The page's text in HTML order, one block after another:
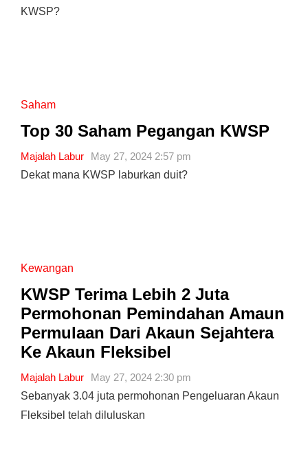
KWSP?
Saham
Top 30 Saham Pegangan KWSP
Majalah Labur
May 27, 2024 2:57 pm
Dekat mana KWSP laburkan duit?
Kewangan
KWSP Terima Lebih 2 Juta
Permohonan Pemindahan Amaun
Permulaan Dari Akaun Sejahtera
Ke Akaun Fleksibel
Majalah Labur
May 27, 2024 2:30 pm
Sebanyak 3.04 juta permohonan Pengeluaran Akaun
Fleksibel telah diluluskan